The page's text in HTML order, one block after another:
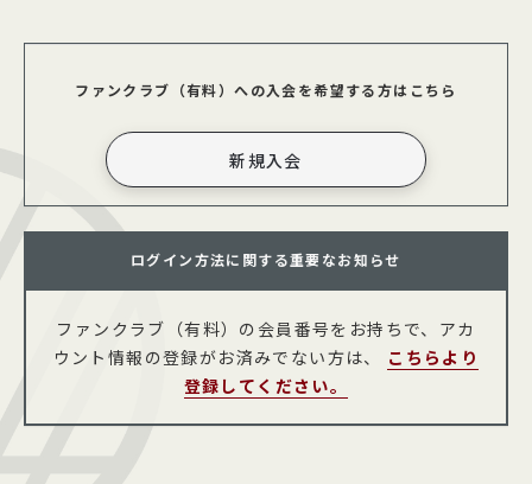
ファンクラブ（有料）への入会を希望する方はこちら
ログイン方法に関する重要なお知らせ
ファンクラブ（有料）の会員番号をお持ちで、アカ
ウント情報の登録がお済みでない方は、 こちらより
登録してください。